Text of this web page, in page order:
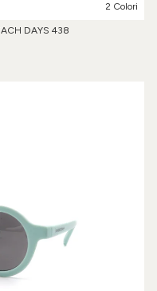
2 Colori
DAYS 438